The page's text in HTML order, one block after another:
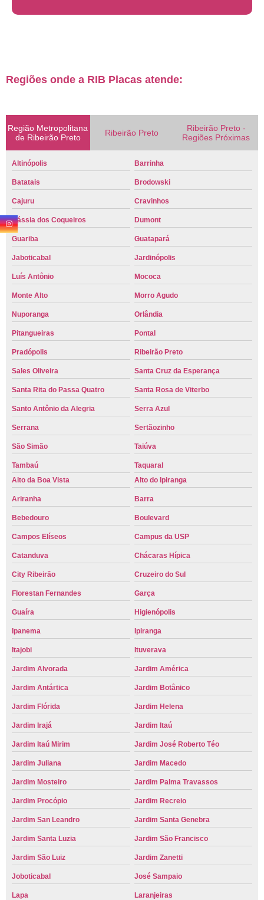
Regiões onde a RIB Placas atende:
Região Metropolitana
de Ribeirão Preto
Ribeirão Preto
Ribeirão Preto -
Regiões Próximas
Altinópolis Barrinha
Batatais Brodowski
Cajuru Cravinhos
Cássia dos Coqueiros Dumont
Guariba Guatapará
Jaboticabal Jardinópolis
Luís Antônio Mococa
Monte Alto Morro Agudo
Nuporanga Orlândia
Pitangueiras Pontal
Pradópolis Ribeirão Preto
Sales Oliveira Santa Cruz da Esperança
Santa Rita do Passa Quatro Santa Rosa de Viterbo
Santo Antônio da Alegria Serra Azul
Serrana Sertãozinho
São Simão Taiúva
Tambaú
Taquaral
Alto da Boa Vista
Alto do Ipiranga
Ariranha Barra
Bebedouro Boulevard
Campos Elíseos Campus da USP
Catanduva Chácaras Hípica
City Ribeirão Cruzeiro do Sul
Florestan Fernandes Garça
Guaíra Higienópolis
Ipanema Ipiranga
Itajobi Ituverava
Jardim Alvorada Jardim América
Jardim Antártica Jardim Botânico
Jardim Flórida Jardim Helena
Jardim Irajá Jardim Itaú
Jardim Itaú Mirim Jardim José Roberto Téo
Jardim Juliana Jardim Macedo
Jardim Mosteiro Jardim Palma Travassos
Jardim Procópio Jardim Recreio
Jardim San Leandro Jardim Santa Genebra
Jardim Santa Luzia Jardim São Francisco
Jardim São Luiz Jardim Zanetti
Joboticabal José Sampaio
Lapa Laranjeiras